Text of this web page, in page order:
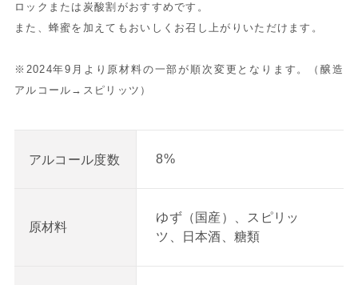
ロックまたは炭酸割がおすすめです。
また、蜂蜜を加えてもおいしくお召し上がりいただけます。
※2024年9月より原材料の一部が順次変更となります。（醸造
アルコール→スピリッツ）
アルコール度数 8%
原材料
ゆず（国産）、スピリッ
ツ、日本酒、糖類